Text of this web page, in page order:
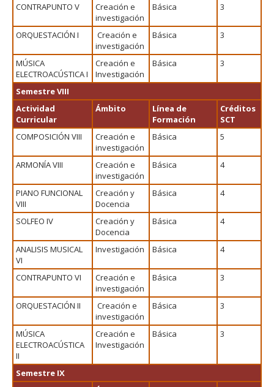
CONTRAPUNTO V
Creación e
investigación
Básica 3
ORQUESTACIÓN I
Creación e
investigación
Básica 3
MÚSICA
ELECTROACÚSTICA I
Creación e
Investigación
Básica 3
Semestre VIII
Actividad
Curricular
Ámbito
Línea de
Formación
Créditos
SCT
COMPOSICIÓN VIII
Creación e
investigación
Básica 5
ARMONÍA VIII
Creación e
investigación
Básica 4
PIANO FUNCIONAL
VIII
Creación y
Docencia
Básica 4
SOLFEO IV
Creación y
Docencia
Básica 4
ANALISIS MUSICAL
VI
Investigación Básica 4
CONTRAPUNTO VI
Creación e
investigación
Básica 3
ORQUESTACIÓN II
Creación e
investigación
Básica 3
MÚSICA
ELECTROACÚSTICA
II
Creación e
Investigación
Básica 3
Semestre IX